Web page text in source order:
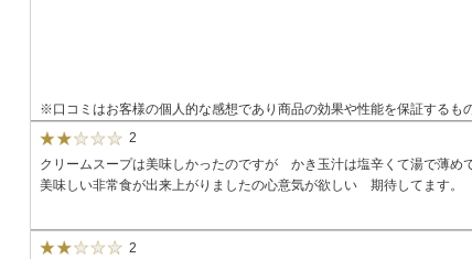
※口コミはお客様の個人的な感想であり商品の効果や性能を保証するも
2
クリームスープは美味しかったのですが かき玉汁は塩辛くて湯で薄
美味しい非常食が出来上がりましたの心意気が欲しい 期待してます。
2